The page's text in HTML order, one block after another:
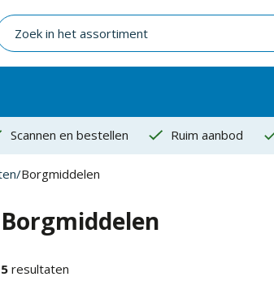
Scannen en bestellen Ruim aanbod
/Borgmiddelen
Borgmiddelen
5 resultaten